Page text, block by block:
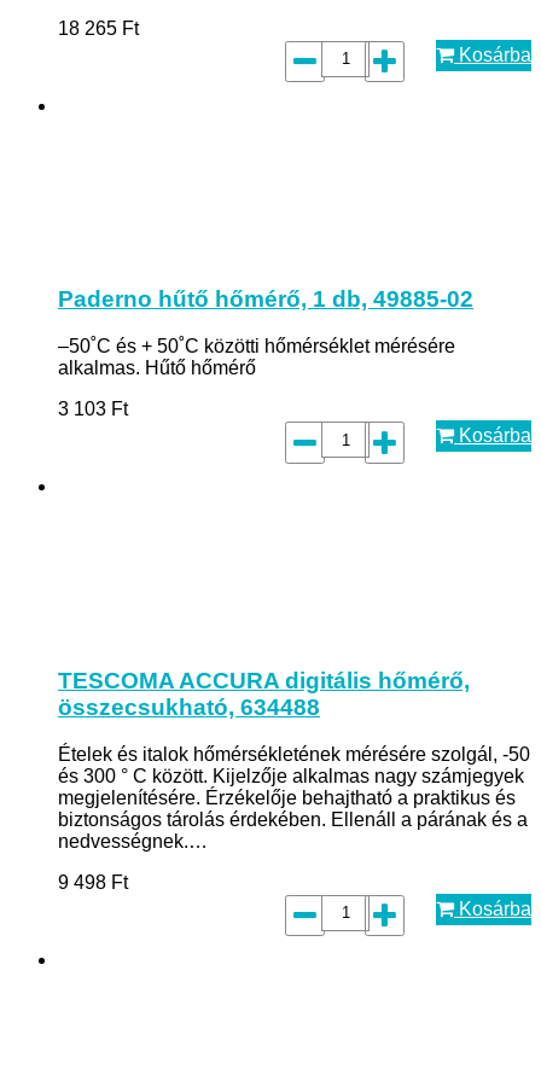
18 265 Ft
Kosárba
Paderno hűtő hőmérő, 1 db, 49885-02
–50˚C és + 50˚C közötti hőmérséklet mérésére
alkalmas. Hűtő hőmérő
3 103 Ft
Kosárba
TESCOMA ACCURA digitális hőmérő,
összecsukható, 634488
Ételek és italok hőmérsékletének mérésére szolgál, -50
és 300 ° C között. Kijelzője alkalmas nagy számjegyek
megjelenítésére. Érzékelője behajtható a praktikus és
biztonságos tárolás érdekében. Ellenáll a párának és a
nedvességnek.…
9 498 Ft
Kosárba